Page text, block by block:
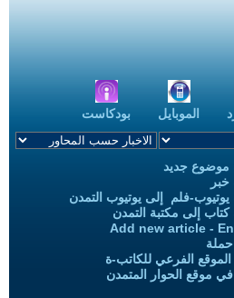
الموبايل بودكاست
موضوع جديد
خبر
يوتيوب-فلم إلى يوتيوب التمدن
كتاب إلى مكتبة التمدن
Add new article -
الفرعي للكاتب-ة
موقع الحوار المتمدن